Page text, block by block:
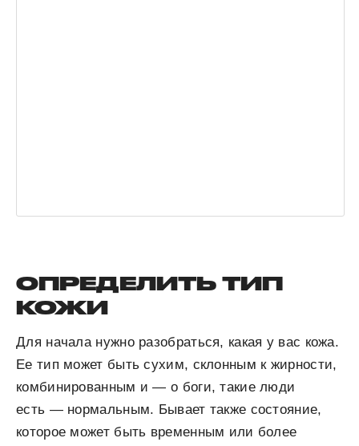
ОПРЕДЕЛИТЬ ТИП
КОЖИ
Для начала нужно разобраться, какая у вас кожа.
Ее тип может быть сухим, склонным к жирности,
комбинированным и — о боги, такие люди
есть — нормальным. Бывает также состояние,
которое может быть временным или более